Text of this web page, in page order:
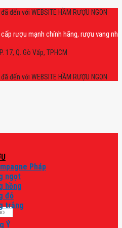
đến với WEBSITE HẦM RƯỢU NGON
mạnh chính hãng, rượu vang nhập
17, Q. Gò Vấp, TPHCM
đến với WEBSITE HẦM RƯỢU NGON
Pháp
ngọt
hồng
đỏ
trắng
Ý